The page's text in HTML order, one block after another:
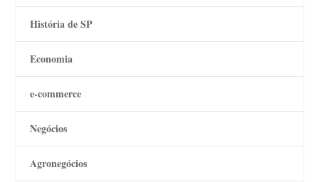
História de SP
Economia
e-commerce
Negócios
Agronegócios